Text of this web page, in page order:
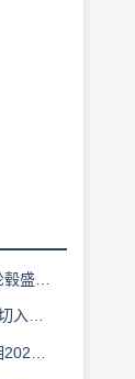
上海！
赛道
览会